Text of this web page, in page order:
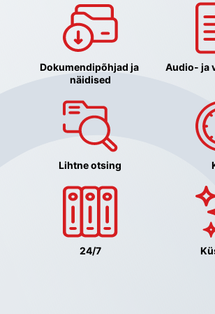
Dokumendipõhjad ja
näidised
Audio- ja
Lihtne otsing
24/7